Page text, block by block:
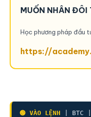
MUỐN NHÂN ĐÔI
Học phương pháp đầu
https://
🟢 VÀO LỆNH | BTC